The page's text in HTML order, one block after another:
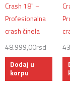
Crash 18" –
Profesionalna
crash činela
48.999,00rsd
Dodaj u
korpu